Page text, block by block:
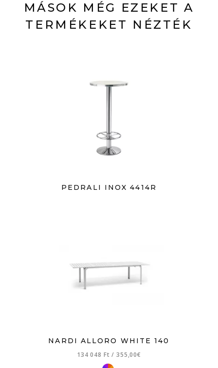
MÁSOK MÉG EZEKET A
TERMÉKEKET NÉZTÉK
PEDRALI INOX 4414R
NARDI ALLORO WHITE 140
134 048 Ft/ 355,00€